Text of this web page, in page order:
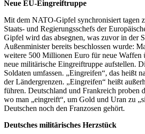
Neue EU-Eingreiftruppe
Mit dem NATO-Gipfel synchronisiert tagen
Staats- und Regierungsschefs der
Gipfel wird das absegnen, was zuvor in der
Außenminister bereits beschlossen wurde:
weitere 500 Millionen Euro für neue Waffen
neue militärische Eingreiftruppe aufstellen.
Soldaten umfassen. „Eingreifen“, das heißt
der Ländergrenzen. „Eingreifen“ heißt
führen. Deutschland und Frankreich proben
wo man „eingreift“, um Gold und Uran zu
Deutschen noch den Franzosen gehört.
Deutsches militärisches Herzstück